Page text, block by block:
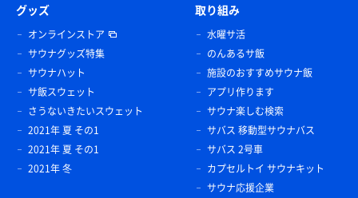
グッズ
オンラインストア
サウナグッズ特集
サウナハット
サ飯スウェット
さうないきたいスウェット
2021年 夏 その1
2021年 夏 その1
2021年 冬
取り組み
水曜サ活
のんあるサ飯
施設のおすすめサウナ飯
アプリ作ります
サウナ楽しむ検索
サバス 移動型サウナバス
サバス 2号車
カプセルトイ サウナキット
サウナ応援企業